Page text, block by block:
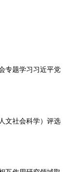
专题学习习近平党
文社会科学）评选